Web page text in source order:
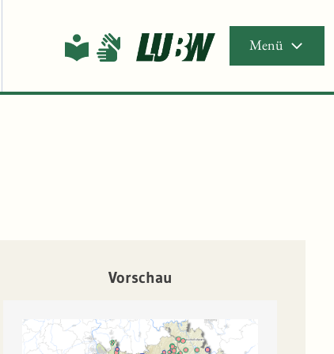
Menü
Vorschau